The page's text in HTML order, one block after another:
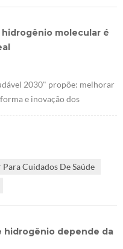
molecular é
2030" propõe: melhorar
e inovação dos
motriz, e focar na
os serviços de saúde,
Cuidados De Saúde
hidrogênio depende da